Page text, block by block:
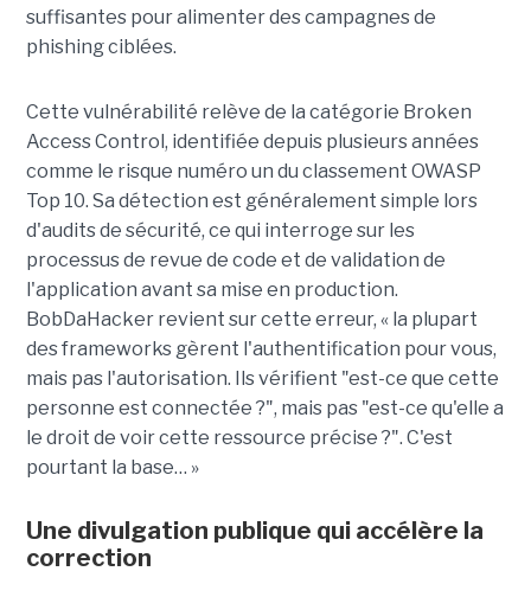
suffisantes pour alimenter des campagnes de
phishing ciblées.
Cette vulnérabilité relève de la catégorie Broken
Access Control, identifiée depuis plusieurs années
comme le risque numéro un du classement OWASP
Top 10. Sa détection est généralement simple lors
d'audits de sécurité, ce qui interroge sur les
processus de revue de code et de validation de
l'application avant sa mise en production.
BobDaHacker revient sur cette erreur, « la plupart
des frameworks gèrent l'authentification pour vous,
mais pas l'autorisation. Ils vérifient "est-ce que cette
personne est connectée ?", mais pas "est-ce qu'elle a
le droit de voir cette ressource précise ?". C'est
pourtant la base… »
Une divulgation publique qui accélère la
correction